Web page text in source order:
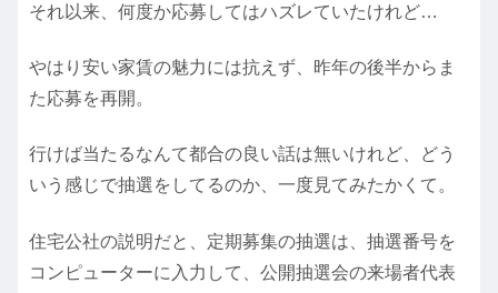
それ以来、何度か応募してはハズレていたけれど…
やはり安い家賃の魅力には抗えず、昨年の後半からま
た応募を再開。
行けば当たるなんて都合の良い話は無いけれど、どう
いう感じで抽選をしてるのか、一度見てみたかくて。
住宅公社の説明だと、定期募集の抽選は、抽選番号を
コンピューターに入力して、公開抽選会の来場者代表